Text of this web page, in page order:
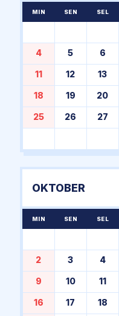
MIN SEN SEL
4 5 6
11 12 13
18 19 20
25 26 27
OKTOBER
MIN SEN SEL
2 3 4
9 10 11
16 17 18